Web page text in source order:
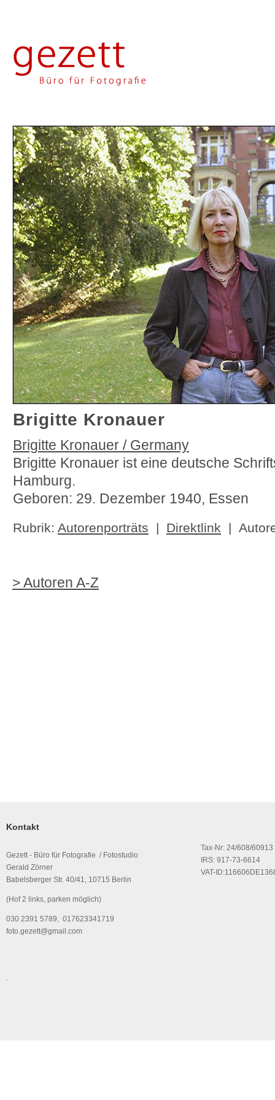
Brigitte Kronauer
Brigitte Kronauer / Germany
Brigitte Kronauer ist eine deutsche
Hamburg.
Geboren: 29. Dezember 1940, Essen
Rubrik: Autorenporträts | Direktlink |
> Autoren A-Z
Kontakt
Gezett - Büro für Fotografie / Fotostudio
Gerald Zörner
Babelsberger Str. 40/41, 10715 Berlin
(Hof 2 links, parken möglich)
030 2391 5789, 017623341719
foto.gezett@gmail.com
Tax-Nr: 24/608/60913
IRS: 917-73-6614
VAT-
.